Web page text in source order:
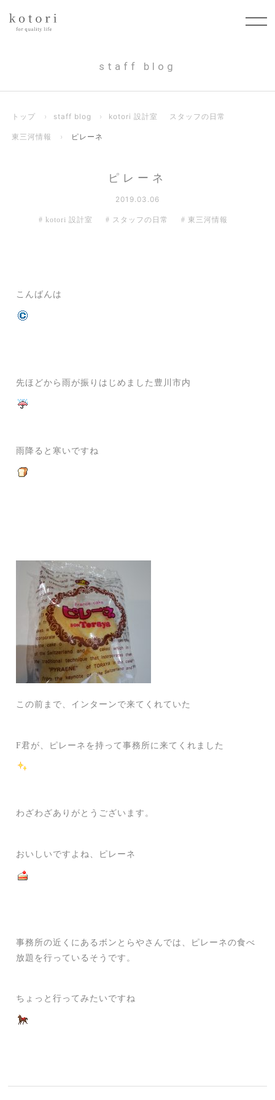
staff blog
トップ › staff blog › kotori 設計室 スタッフの日常
東三河情報 › ピレーネ
ピレーネ
2019.03.06
kotori 設計室 スタッフの日常 東三河情報
こんばんは
先ほどから雨が振りはじめました豊川市内
雨降ると寒いですね
この前まで、インターンで来てくれていた
F君が、ピレーネを持って事務所に来てくれました
わざわざありがとうございます。
おいしいですよね、ピレーネ
事務所の近くにあるボンとらやさんでは、ピレーネの食べ
放題を行っているそうです。
ちょっと行ってみたいですね